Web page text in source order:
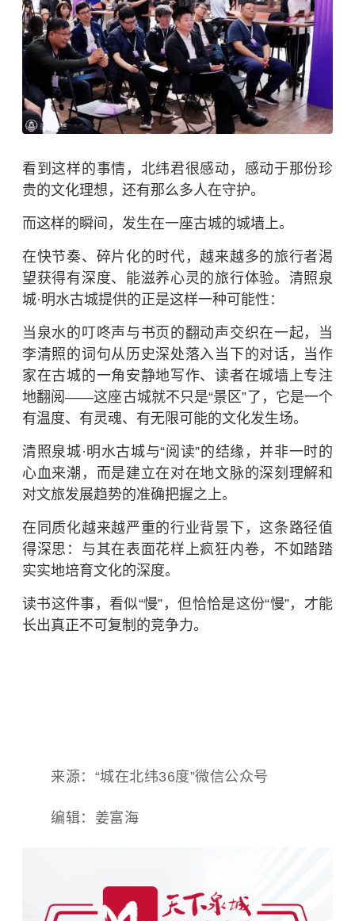
看到这样的事情，北纬君很感动，感动于那份珍
贵的文化理想，还有那么多人在守护。
而这样的瞬间，发生在一座古城的城墙上。
在快节奏、碎片化的时代，越来越多的旅行者渴
望获得有深度、能滋养心灵的旅行体验。清照泉
城·明水古城提供的正是这样一种可能性：
当泉水的叮咚声与书页的翻动声交织在一起，当
李清照的词句从历史深处落入当下的对话，当作
家在古城的一角安静地写作、读者在城墙上专注
地翻阅——这座古城就不只是“景区”了，它是一个
有温度、有灵魂、有无限可能的文化发生场。
清照泉城·明水古城与“阅读”的结缘，并非一时的
心血来潮，而是建立在对在地文脉的深刻理解和
对文旅发展趋势的准确把握之上。
在同质化越来越严重的行业背景下，这条路径值
得深思：与其在表面花样上疯狂内卷，不如踏踏
实实地培育文化的深度。
读书这件事，看似“慢”，但恰恰是这份“慢”，才能
长出真正不可复制的竞争力。
来源：“城在北纬36度”微信公众号
编辑：姜富海